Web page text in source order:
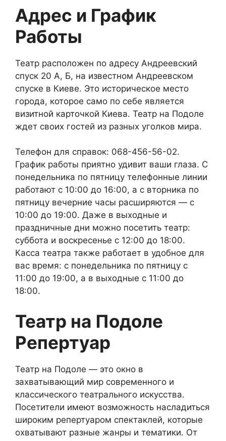
Адрес и График
Работы
Театр расположен по адресу Андреевский
спуск 20 А, Б, на известном Андреевском
спуске в Киеве. Это историческое место
города, которое само по себе является
визитной карточкой Киева. Театр на Подоле
ждет своих гостей из разных уголков мира.
Телефон для справок: 068-456-56-02.
График работы приятно удивит ваши глаза. С
понедельника по пятницу телефонные линии
работают с 10:00 до 16:00, а с вторника по
пятницу вечерние часы расширяются — с
10:00 до 19:00. Даже в выходные и
праздничные дни можно посетить театр:
суббота и воскресенье с 12:00 до 18:00.
Касса театра также работает в удобное для
вас время: с понедельника по пятницу с
11:00 до 19:00, а в выходные с 11:00 до
18:00.
Театр на Подоле
Репертуар
Театр на Подоле — это окно в
захватывающий мир современного и
классического театрального искусства.
Посетители имеют возможность насладиться
широким репертуаром спектаклей, которые
охватывают разные жанры и тематики. От